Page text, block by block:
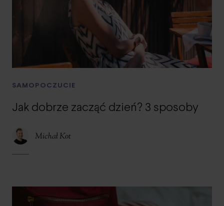
SAMOPOCZUCIE
Jak dobrze zacząć dzień? 3 sposoby
Michał Kot